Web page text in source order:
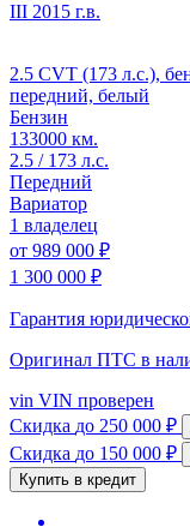
III 2015 г.в.
2.5 CVT (173 л.с.),
передний, белый
Бензин
133000 км.
2.5 / 173 л.с.
Передний
Вариатор
1 владелец
от 989 000 ₽
1 300 000 ₽
Гарантия
Оригинал ПТС в
vin VIN проверен
Скидка до 250 000 ₽
Скидка до 150 000 ₽
Купить в кредит